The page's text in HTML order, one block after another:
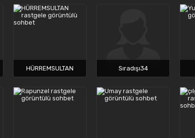
HÜRREMSULTAN Sıradışı34